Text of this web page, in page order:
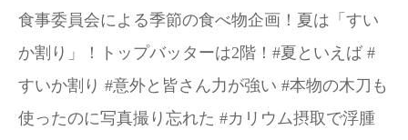
食事委員会による季節の食べ物企画！夏は「すい
か割り」！トップバッターは2階！#夏といえば #
すいか割り #意外と皆さん力が強い #本物の木刀も
使ったのに写真撮り忘れた #カリウム摂取で浮腫